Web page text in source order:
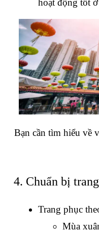
hoạt động tốt
Bạn cần tìm hiểu về
4. Chuẩn bị
Trang phục
Mùa